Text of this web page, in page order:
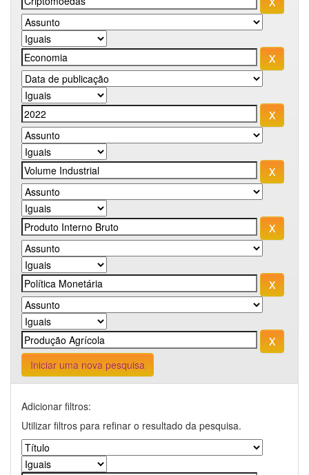
Iniciar uma nova pesquisa
Adicionar filtros:
Utilizar filtros para refinar o resultado da pesquisa.